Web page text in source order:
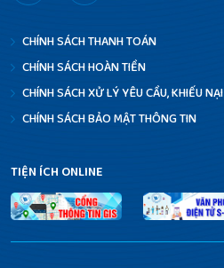
CHÍNH SÁCHTHANH TOÁN
CHÍNH SÁCHHOÀN TIỀN
CHÍNH SÁCHXỬ LÝ YÊU CẦU, KHIẾU NẠI
CHÍNH SÁCHBẢO MẬT THÔNG TIN
TIỆN ÍCH ONLINE